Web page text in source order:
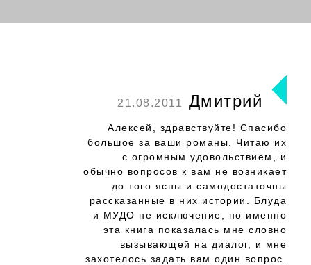
21.08.2011 Дмитрий
Алексей, здравствуйте! Спасибо
большое за ваши романы. Читаю их
с огромным удовольствием, и
обычно вопросов к вам не возникает
до того ясны и самодостаточны
рассказанные в них истории. Блуда
и МУДО не исключение, но именно
эта книга показалась мне словно
вызывающей на диалог, и мне
захотелось задать вам один вопрос.